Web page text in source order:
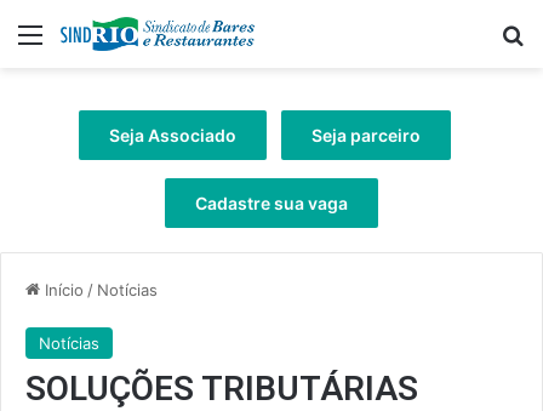
Menu
Seja Associado Seja parceiro
Cadastre sua vaga
Início / Notícias
Notícias
SOLUÇÕES TRIBUTÁRIAS